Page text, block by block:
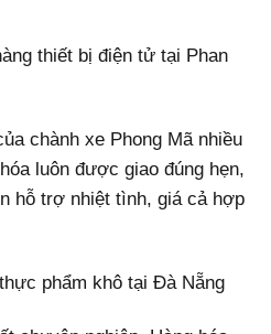
thiết bị điện tử tại Phan
chành xe Phong Mã nhiều
luôn được giao đúng hẹn,
hỗ trợ nhiệt tình, giá cả hợp
phẩm khô tại Đà Nẵng